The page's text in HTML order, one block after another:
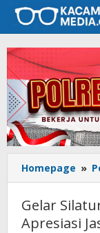
Lewati
konten
Homepage »
Gelar
Apresiasi